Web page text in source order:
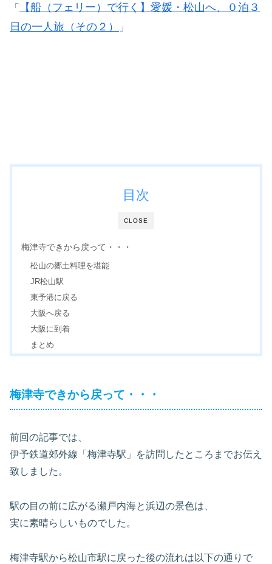
「
【船（フェリー）で行く】愛媛・松山へ、０泊３
日の一人旅（その２）
」
CLOSE
目次
梅津寺できから戻って・・・
松山の郷土料理を堪能
JR松山駅
東予港に戻る
大阪へ戻る
大阪に到着
まとめ
梅津寺できから戻って・・・
前回の記事では、
伊予鉄道郊外線「梅津寺駅」を訪問したところまでお伝え
致しました。
駅の目の前に広がる瀬戸内海と浜辺の景色は、
実に素晴らしいものでした。
梅津寺駅から松山市駅に戻った後の流れは以下の通りで